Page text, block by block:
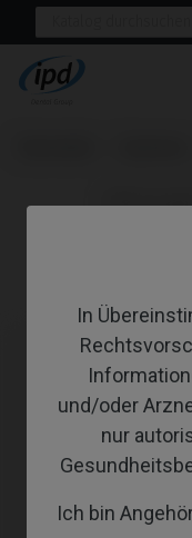
In
und/oder
nur
Ich bin
                      PSD Locator Prothese